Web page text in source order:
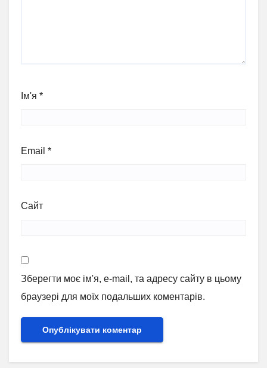
Ім'я *
Email *
Сайт
Зберегти моє ім'я, e-mail, та адресу сайту в цьому
браузері для моїх подальших коментарів.